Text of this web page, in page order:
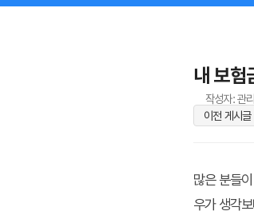
내 보험
작성자: 관
이전 게시글
많은 분들
우가 생각